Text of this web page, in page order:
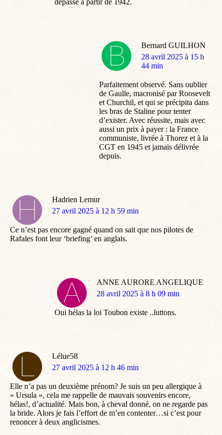
Bernard GUILHON
dit
:
28 avril 2025 à 15 h
44 min
Parfaitement observé. Sans oublier
de Gaulle, macronisé par Roosevelt
et Churchil, et qui se précipita dans
les bras de Staline pour tenter
d’exister. Avec réussite, mais avec
aussi un prix à payer : la France
communiste, livrée à Thorez et à la
CGT en 1945 et jamais délivrée
depuis.
Hadrien Lemur
dit
27 avril 2025 à 12 h 59 min
Ce n’est pas encore gagné quand on sait que nos pilotes de
Rafales font leur ‘briefing’ en anglais.
ANNE AURORE ANGELIQUE
dit
28 avril 2025 à 8 h 09 min
Oui hélas la loi Toubon existe ..luttons.
Lélue58
dit
27 avril 2025 à 12 h 46 min
Elle n’a pas un deuxième prénom? Je suis un peu allergique à
« Ursula », cela me rappelle de mauvais souvenirs encore,
hélas!, d’actualité. Mais bon, à cheval donné, on ne regarde pas
la bride. Alors je fais l’effort de m’en contenter…si c’est pour
renoncer à deux anglicismes.